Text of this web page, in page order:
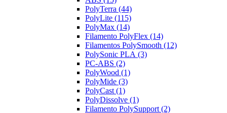
PolyTerra (44)
PolyLite (115)
PolyMax (14)
Filamento PolyFlex (14)
Filamentos PolySmooth (12)
PolySonic PLA (3)
PC-ABS (2)
PolyWood (1)
PolyMide (3)
PolyCast (1)
PolyDissolve (1)
Filamento PolySupport (2)